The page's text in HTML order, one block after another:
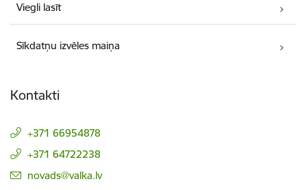
Viegli lasīt
Sīkdatņu izvēles maiņa
Kontakti
+371 66954878
+371 64722238
E-pasts:
novads@valka.lv